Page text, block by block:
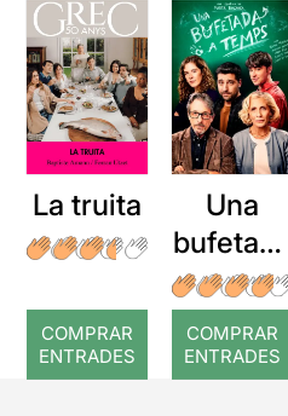
La truita
COMPRAR
ENTRADES
Una
bufetada
a temps
COMPRAR
ENTRADES